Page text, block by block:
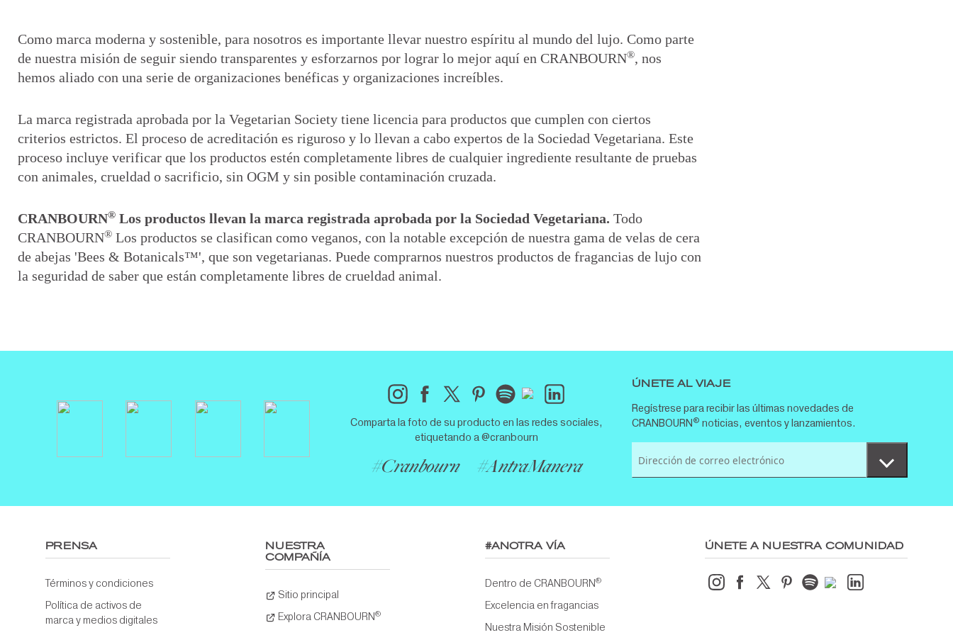
Como marca moderna y sostenible, para nosotros es importante llevar nuestro espíritu al mundo del lujo. Como parte
de nuestra misión de seguir siendo transparentes y esforzarnos por lograr lo mejor aquí en CRANBOURN®, nos
hemos aliado con una serie de organizaciones benéficas y organizaciones increíbles.
La marca registrada aprobada por la Vegetarian Society tiene licencia para productos que cumplen con ciertos
criterios estrictos. El proceso de acreditación es riguroso y lo llevan a cabo expertos de la Sociedad Vegetariana. Este
proceso incluye verificar que los productos estén completamente libres de cualquier ingrediente resultante de pruebas
con animales, crueldad o sacrificio, sin OGM y sin posible contaminación cruzada.
CRANBOURN® Los productos llevan la marca registrada aprobada por la Sociedad Vegetariana. Todo
CRANBOURN® Los productos se clasifican como veganos, con la notable excepción de nuestra gama de velas de cera
de abejas 'Bees & Botanicals™', que son vegetarianas. Puede comprarnos nuestros productos de fragancias de lujo con
la seguridad de saber que están completamente libres de crueldad animal.
Comparta la foto de su producto en las redes sociales,
etiquetando a @cranbourn
#Cranbourn #AntraManera
ÚNETE AL VIAJE
Regístrese para recibir las últimas novedades de
CRANBOURN ® noticias, eventos y lanzamientos.
PRENSA
Términos y condiciones
Política de activos de
marca y medios digitales
NUESTRA
COMPAÑÍA
Sitio principal
Explora CRANBOURN®
#ANOTRA VÍA
Dentro de CRANBOURN®
Excelencia en fragancias
Nuestra Misión Sostenible
ÚNETE A NUESTRA COMUNIDAD